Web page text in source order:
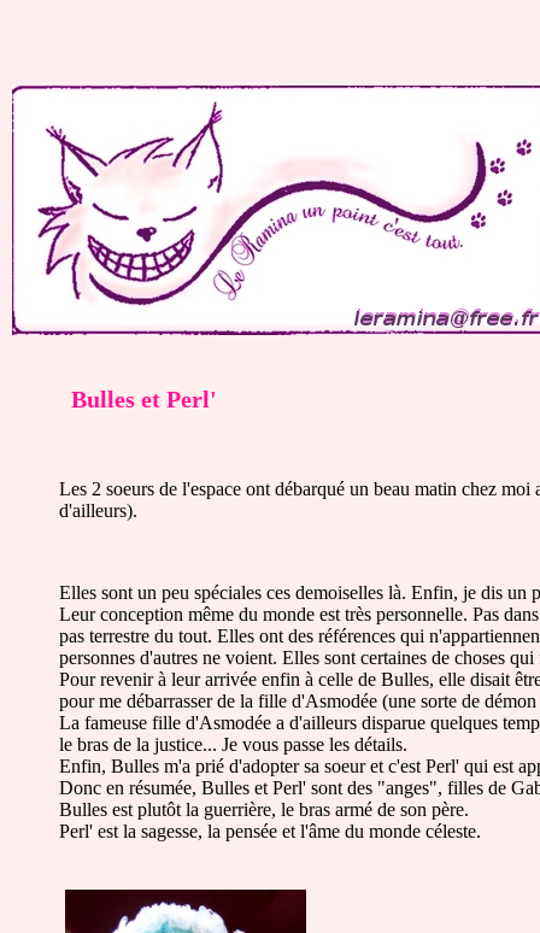
Bulles et Perl'
Les 2 soeurs de l'espace ont débarqué un beau matin chez
d'ailleurs).
Elles sont un peu spéciales ces demoiselles là. Enfin, je dis un
Leur conception même du monde est très personnelle. Pas
pas terrestre du tout. Elles ont des références qui
personnes d'autres ne voient. Elles sont certaines de choses
Pour revenir à leur arrivée enfin à celle de Bulles, elle disait
pour me débarrasser de la fille d'Asmodée (une sorte de
La fameuse fille d'Asmodée a d'ailleurs disparue quelques
le bras de la justice... Je vous passe les détails.
Enfin, Bulles m'a prié d'adopter sa soeur et c'est Perl' qui est
Donc en résumée, Bulles et Perl' sont des "anges", filles de
Bulles est plutôt la guerrière, le bras armé de son père.
Perl' est la sagesse, la pensée et l'âme du monde céleste.